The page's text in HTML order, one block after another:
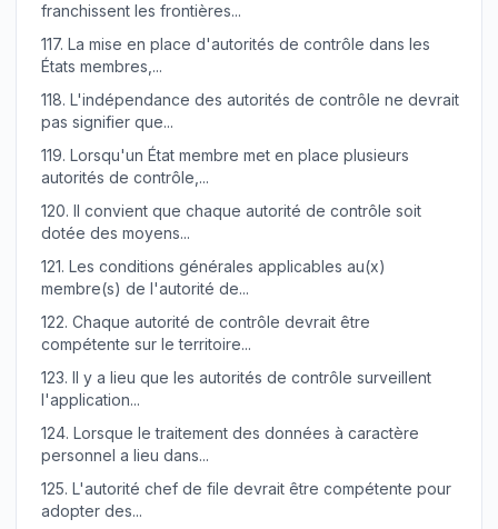
franchissent les frontières...
117. La mise en place d'autorités de contrôle dans les
États membres,...
118. L'indépendance des autorités de contrôle ne devrait
pas signifier que...
119. Lorsqu'un État membre met en place plusieurs
autorités de contrôle,...
120. Il convient que chaque autorité de contrôle soit
dotée des moyens...
121. Les conditions générales applicables au(x)
membre(s) de l'autorité de...
122. Chaque autorité de contrôle devrait être
compétente sur le territoire...
123. Il y a lieu que les autorités de contrôle surveillent
l'application...
124. Lorsque le traitement des données à caractère
personnel a lieu dans...
125. L'autorité chef de file devrait être compétente pour
adopter des...